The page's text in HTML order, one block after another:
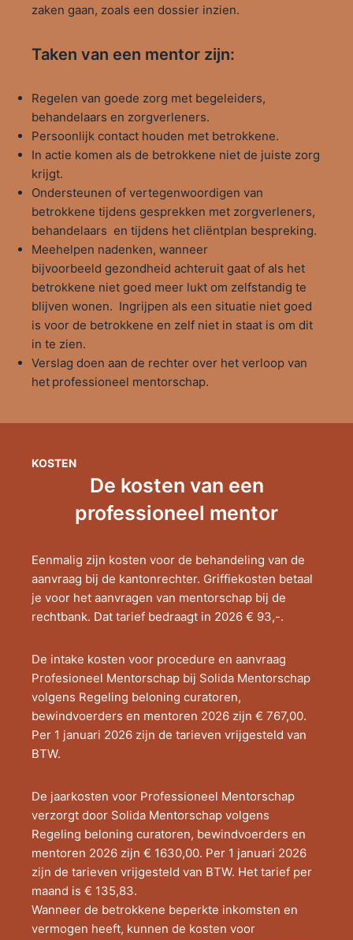
zaken gaan, zoals een dossier inzien.
Taken van een mentor zijn:
Regelen van goede zorg met begeleiders,
behandelaars en zorgverleners.
Persoonlijk contact houden met betrokkene.
In actie komen als de betrokkene niet de juiste zorg
krijgt.
Ondersteunen of vertegenwoordigen van
betrokkene tijdens gesprekken met zorgverleners,
behandelaars en tijdens het cliëntplan bespreking.
Meehelpen nadenken, wanneer
bijvoorbeeld gezondheid achteruit gaat of als het
betrokkene niet goed meer lukt om zelfstandig te
blijven wonen. Ingrijpen als een situatie niet goed
is voor de betrokkene en zelf niet in staat is om dit
in te zien.
Verslag doen aan de rechter over het verloop van
het professioneel mentorschap.
KOSTEN
De kosten van een
professioneel mentor
Eenmalig zijn kosten voor de behandeling van de
aanvraag bij de kantonrechter. Griffiekosten betaal
je voor het aanvragen van mentorschap bij de
rechtbank. Dat tarief bedraagt in 2026 € 93,-.
De intake kosten voor procedure en aanvraag
Profesioneel Mentorschap bij Solida Mentorschap
volgens Regeling beloning curatoren,
bewindvoerders en mentoren 2026 zijn € 767,00.
Per 1 januari 2026 zijn de tarieven vrijgesteld van
BTW.
De jaarkosten voor Professioneel Mentorschap
verzorgt door Solida Mentorschap volgens
Regeling beloning curatoren, bewindvoerders en
mentoren 2026 zijn € 1630,00. Per 1 januari 2026
zijn de tarieven vrijgesteld van BTW. Het tarief per
maand is € 135,83.
Wanneer de betrokkene beperkte inkomsten en
vermogen heeft, kunnen de kosten voor